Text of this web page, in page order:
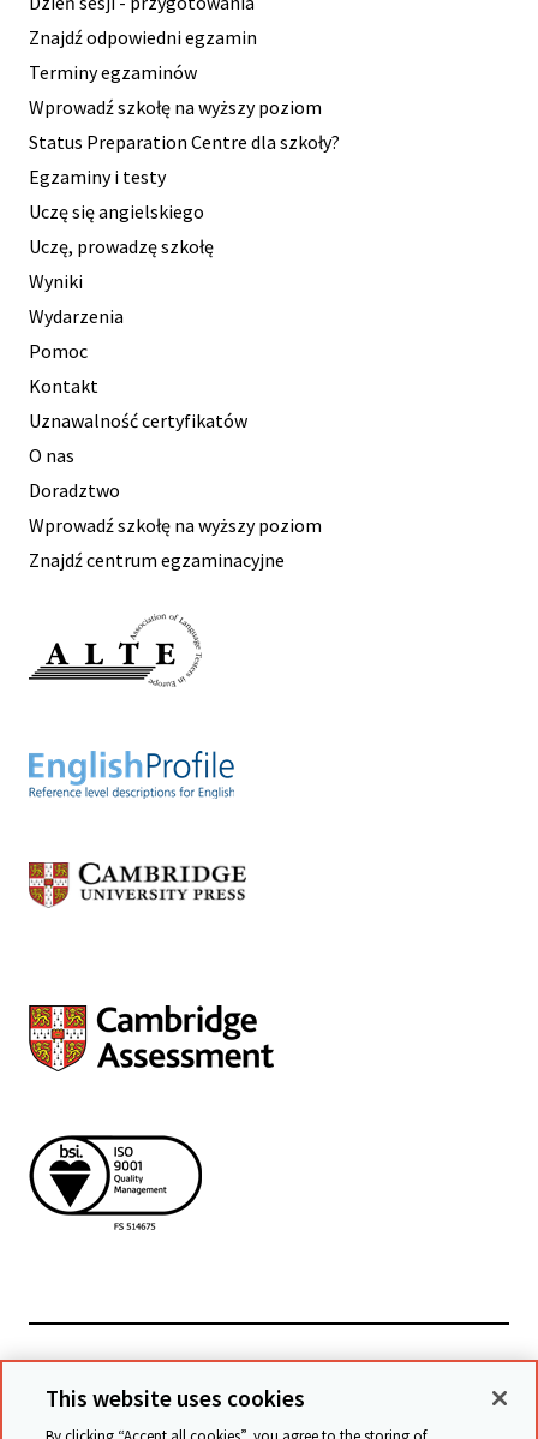
Znajdź odpowiedni egzamin
Terminy egzaminów
Wprowadź szkołę na wyższy poziom
Status Preparation Centre dla szkoły?
Egzaminy i testy
Uczę się angielskiego
Uczę, prowadzę szkołę
Wyniki
Wydarzenia
Pomoc
Kontakt
Uznawalność certyfikatów
O nas
Doradztwo
Wprowadź szkołę na wyższy poziom
Znajdź centrum egzaminacyjne
Powiązane witryny
This website uses cookies